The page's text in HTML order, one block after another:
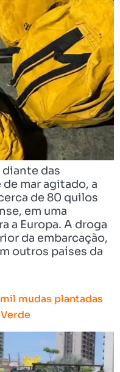
diante das
mar agitado, a
de 80 quilos
em uma
a Europa. A droga
da embarcação,
outros países da
mudas plantadas